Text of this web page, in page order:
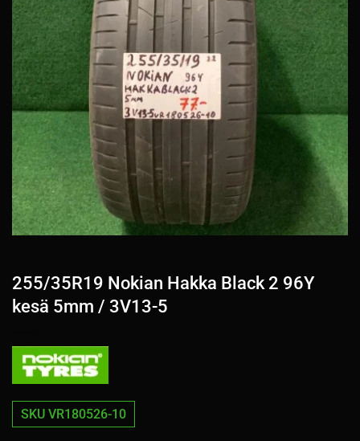
255/35R19 Nokian Hakka Black 2 96Y
kesä 5mm / 3V13-5
SKU VR180526-10